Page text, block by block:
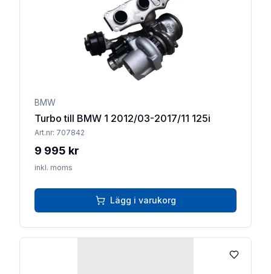
BMW
Turbo till BMW 1 2012/03-2017/11 125i
Art.nr: 707842
9 995 kr
inkl. moms
Lägg i varukorg
Lägg till